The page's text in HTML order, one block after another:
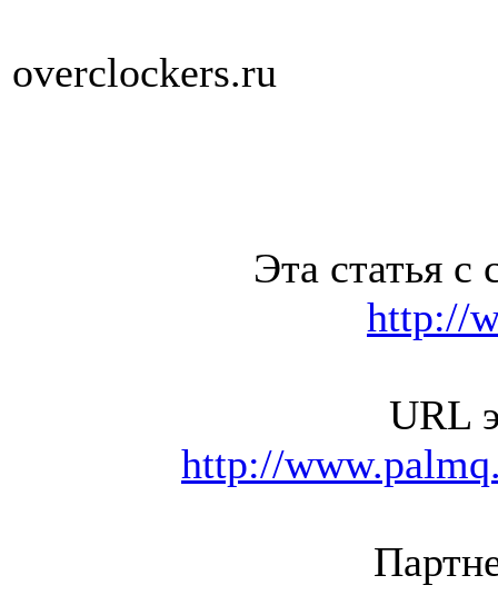
overclockers.ru
Эта статья с
http://
URL
http://